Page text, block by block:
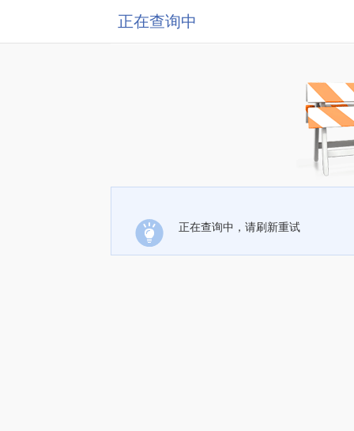
正在查询中
正在查询中，请刷新重试